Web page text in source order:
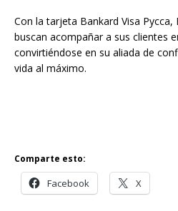
Con la tarjeta Bankard Visa Pycca,
buscan acompañar a sus clientes
convirtiéndose en su aliada de
vida al máximo.
Comparte esto:
Facebook X